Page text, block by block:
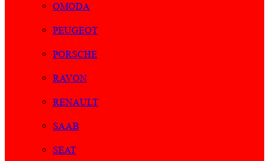
OMODA
PEUGEOT
PORSCHE
RAVON
RENAULT
SAAB
SEAT